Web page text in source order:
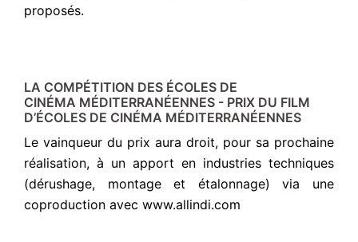
proposés.
LA COMPÉTITION DES ÉCOLES DE
CINÉMA MÉDITERRANÉENNES - PRIX DU FILM
D’ÉCOLES DE CINÉMA MÉDITERRANÉENNES
Le vainqueur du prix aura droit, pour sa prochaine
réalisation, à un apport en industries techniques
(dérushage, montage et étalonnage) via une
coproduction avec www.allindi.com